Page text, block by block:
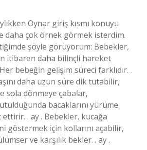
Oynar giriş kısmı konuyu
daha çok örnek görmek isterdim.
şöyle görüyorum: Bebekler,
itibaren daha bilinçli hareket
bebeğin gelişim süreci farklıdır. .
daha uzun süre dik tutabilir,
sola dönmeye çabalar,
bacaklarını yürüme
. ay . Bebekler, kucağa
göstermek için kollarını açabilir,
ve karşılık bekler. . ay .